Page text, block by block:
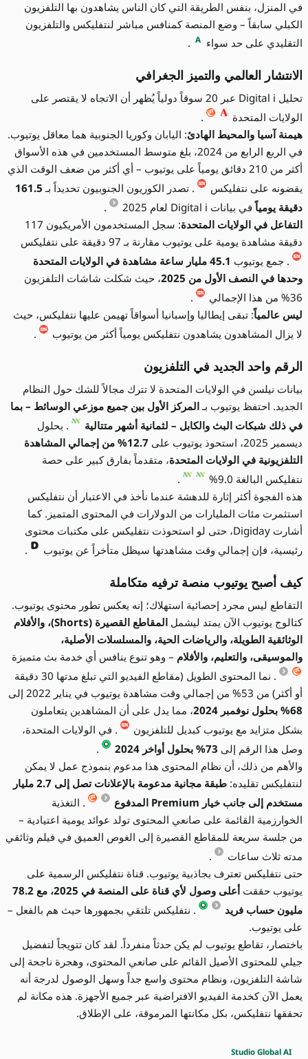
في المنزل، بنفس الطريقة التي كان الناس يشاهدون بها التلفزيون
الكبلي سابقاً – وضع المنصة كمنافس مباشر لنتفليكس والتلفزيون
التقليدي على حد سواء A
.
الانتشار العالمي والتميز الجغرافي
تحليل Digital i عبر 20 سوقاً دولياً يُظهر أن الاتجاه لا يقتصر على
الولايات المتحدة
.
هيمنة آسيا والمحيط الهادئ: اليابان وكوريا الجنوبية هما معاقل يوتيوب.
في الربع الرابع من 2024، بلغ متوسط المستخدمين في هذه الأسواق
أكثر من 210 دقائق يومياً على يوتيوب – أي أكثر من ضعف الوقت الذي
يقضونه على نتفليكس
. تصدر الكوريون الجنوبيون تحديداً بـ 161.5
دقيقة يومياًفي بيانات Digital i لعام 2025
.
التفاعل في الولايات المتحدة
: سجل المستخدمون الأمريكيون 117
دقيقة مشاهدة يومية على يوتيوب مقارنة بـ 97 دقيقة على نتفليكس
. جمع يوتيوب
45.1 مليار ساعة مشاهدة في الولايات المتحدة
وحدها في النصف الأول من 2025
، حيث شكلت شاشات التلفزيون
36% من هذا الإجمالي
.
ليس عالمياً: تبقى إيطاليا وإسبانيا أسواقاً تهيمن عليها نتفليكس، حيث
لا يزال المشاهدون يشاهدون نتفليكس يومياً أكثر من يوتيوب
.
الرقم واحد الجديد في التلفزيون
بيانات نيلسن في الولايات المتحدة لا تترك مجالاً للشك حول النظام
الجديد. احتفظ يوتيوب بـ المركز الأول بين جميع موزعي الوسائط – بما
في ذلك شبكات البث والكابل – لثمانية أشهر متتالية
. بحلول
ديسمبر 2025، استحوذ يوتيوب على
12.7% من إجمالي المشاهدة
التلفزيونية في الولايات المتحدة، متقدماً بفارق كبير على حصة
نتفليكس البالغة 9.0%
.
هذه الفجوة أكثر إثارة للدهشة عندما نأخذ في الاعتبار أن نتفليكس
استثمرت مئات المليارات من الدولارات في المحتوى المتميز. كما
أشارت Digiday، حتى لو استحوذت نتفليكس على مكتبات محتوى
رئيسية، فإن إجمالي وقت مشاهدتها سيظل متأخراً عن يوتيوب
.
كيف أصبح يوتيوب منصة ترفيه متكاملة
التقاطع ليس مجرد إحصائية استهلاك؛ إنه يعكس تطور محتوى يوتيوب.
كتالوج يوتيوب الآن يمتد ليشمل
المقاطع القصيرة (Shorts)، والأفلام
الوثائقية الطويلة، والرياضات الحية، والمسلسلات الأصلية،
والموسيقى، والتعليم، والأفلام – وهو تنوع ينافس أي خدمة بث متميزة
. نما المحتوى الطويل (مقاطع الفيديو التي تبلغ مدتها 30 دقيقة
أو أكثر) من 53% من إجمالي وقت مشاهدة يوتيوب في يناير 2022 إلى
68% بحلول نوفمبر 2024
، مما يدل على أن المشاهدين يتعاملون
بشكل متزايد مع يوتيوب كبديل للتلفزيون
. في الولايات المتحدة،
وصل هذا الرقم إلى 73% بحلول أواخر 2024
.
والأهم من ذلك، أن نظام المحتوى هذا مدعوم بنموذج عمل لا يمكن
لنتفليكس تقليده:
طبقة مجانية مدعومة بالإعلانات تصل إلى 2.7 مليار
مستخدم إلى جانب خيار Premium المدفوع
. التغذية
الخوارزمية القائمة على صانعي المحتوى تولد عوائد يومية اعتيادية –
من جلسة سريعة للمقاطع القصيرة إلى الغوص العميق في فيلم وثائقي
مدته ثلاث ساعات
.
حتى نتفليكس تعترف بجاذبية يوتيوب. قناة نتفليكس الرسمية على
يوتيوب حققت
أعلى وصول لأي قناة على المنصة في 2025، مع 78.2
مليون حساب فريد
. نتفليكس تلتقي بجمهورها حيث هم بالفعل –
على يوتيوب.
باختصار، تقاطع يوتيوب لم يكن حدثاً منفرداً. لقد كان تتويجاً لتفضيل
جيلي للمحتوى الأصيل القائم على صانعي المحتوى، وهجرة ناجحة إلى
شاشة التلفزيون، ونظام محتوى واسع جداً وسهل الوصول لدرجة أنه
يعمل الآن كخدمة الفيديو الافتراضية عبر جميع الأجهزة. هذه مكانة لم
تحققها نتفليكس، بكل مكانتها المرموقة، على الإطلاق.
Studio Global AI